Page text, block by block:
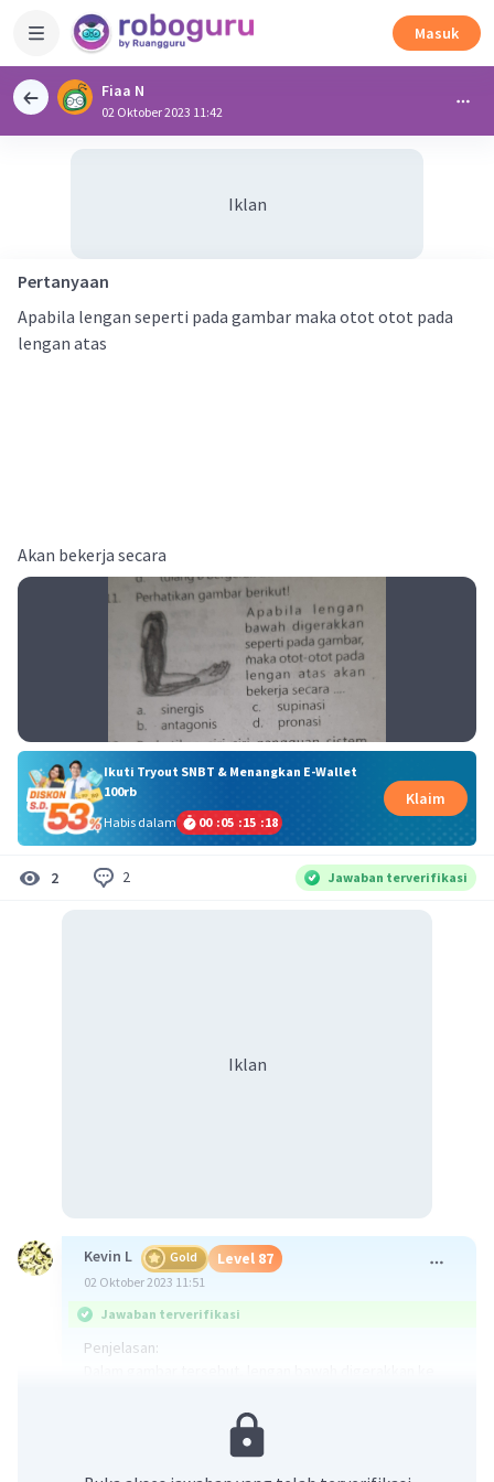
Masuk
Fiaa N
02 Oktober 2023 11:42
Iklan
Pertanyaan
Apabila lengan seperti pada gambar maka otot otot pada
lengan atas
Akan bekerja secara
Ikuti Tryout SNBT & Menangkan E-Wallet
100rb
Habis dalam
00 :05 :15 :18
Klaim
2 2 Jawaban terverifikasi
Iklan
Kevin L Gold Level 87
02 Oktober 2023 11:51
Jawaban terverifikasi
Penjelasan:
yang menghasilkan rotasi telapak tangan ke atas atau
ke luar. Ketika lengan bawah melakukan gerakan
supinasi, otot-otot pada lengan atas akan bekerja